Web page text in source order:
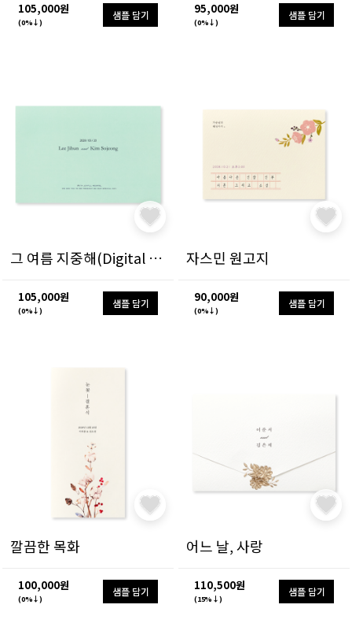
105,000원
(0%↓)
샘플 담기 95,000원
(0%↓)
샘플 담기
그 여름 지중해(Digital Ver)
105,000원
(0%↓)
샘플 담기
자스민 원고지
90,000원
(0%↓)
샘플 담기
깔끔한 목화
100,000원
(0%↓)
샘플 담기
어느 날, 사랑
110,500원
(15%↓)
샘플 담기